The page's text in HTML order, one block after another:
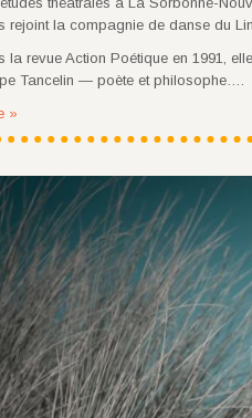
rejoint la compagnie de danse du
la revue Action Poétique en 1991,
Tancelin — poète et philosophe….
»